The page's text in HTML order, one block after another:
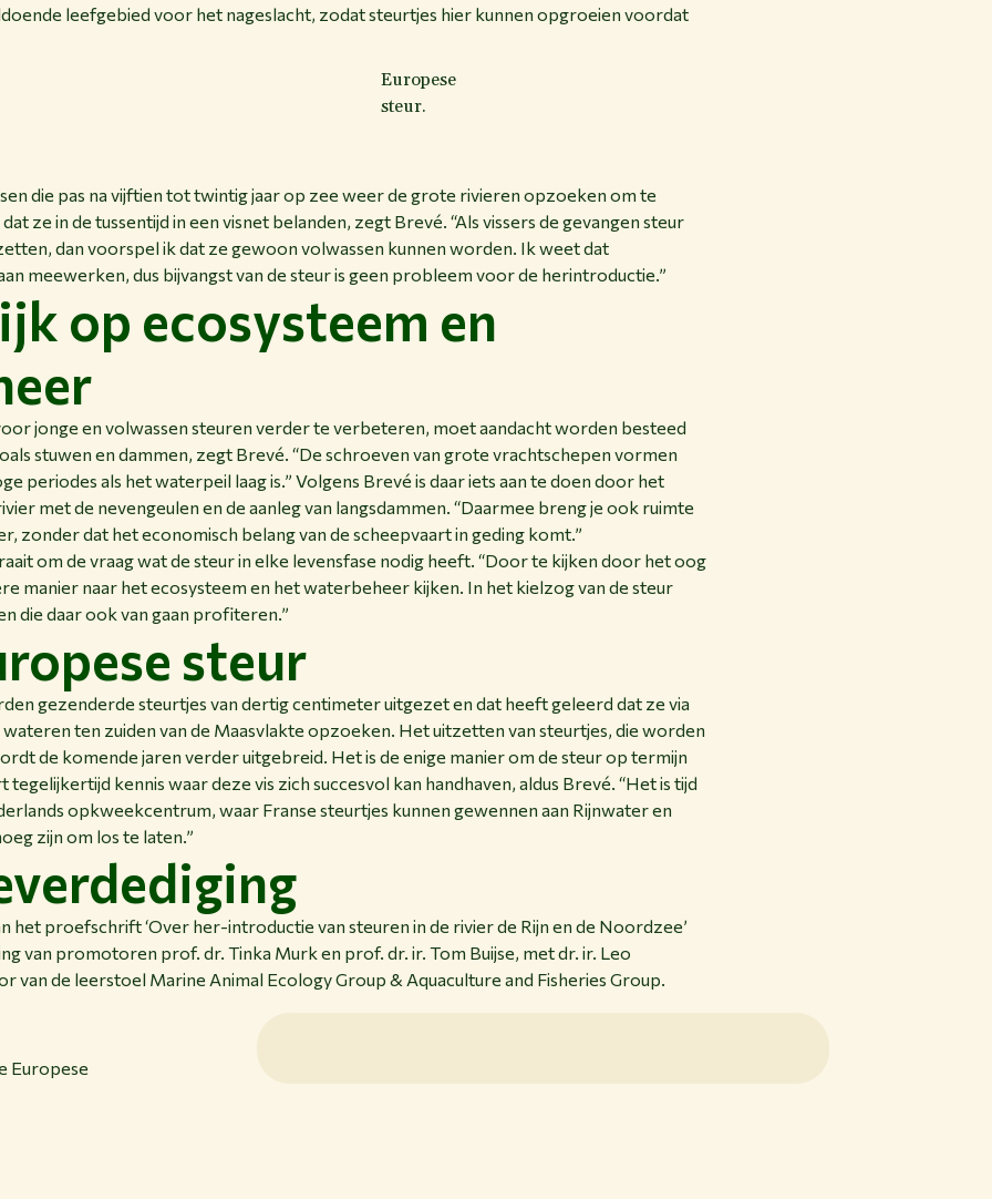
leefgebied voor het nageslacht, zodat steurtjes hier kunnen opgroeien voordat
Europese
steur.
die pas na vijftien tot twintig jaar op zee weer de grote rivieren opzoeken om te
ze in de tussentijd in een visnet belanden, zegt Brevé. “Als vissers de gevangen steur
dan voorspel ik dat ze gewoon volwassen kunnen worden. Ik weet dat
meewerken, dus bijvangst van de steur is geen probleem voor de herintroductie.”
op ecosysteem en
jonge en volwassen steuren verder te verbeteren, moet aandacht worden besteed
stuwen en dammen, zegt Brevé. “De schroeven van grote vrachtschepen vormen
periodes als het waterpeil laag is.” Volgens Brevé is daar iets aan te doen door het
met de nevengeulen en de aanleg van langsdammen. “Daarmee breng je ook ruimte
zonder dat het economisch belang van de scheepvaart in geding komt.”
om de vraag wat de steur in elke levensfase nodig heeft. “Door te kijken door het oog
manier naar het ecosysteem en het waterbeheer kijken. In het kielzog van de steur
die daar ook van gaan profiteren.”
steur
gezenderde steurtjes van dertig centimeter uitgezet en dat heeft geleerd dat ze via
ten zuiden van de Maasvlakte opzoeken. Het uitzetten van steurtjes, die worden
de komende jaren verder uitgebreid. Het is de enige manier om de steur op termijn
kennis waar deze vis zich succesvol kan handhaven, aldus Brevé. “Het is tijd
opkweekcentrum, waar Franse steurtjes kunnen gewennen aan Rijnwater en
zijn om los te laten.”
het proefschrift ‘Over her-introductie van steuren in de rivier de Rijn en de Noordzee’
van promotoren prof. dr. Tinka Murk en prof. dr. ir. Tom Buijse, met dr. ir. Leo
van de leerstoel Marine Animal Ecology Group & Aquaculture and Fisheries Group.
Europese